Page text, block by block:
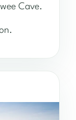
Cave.